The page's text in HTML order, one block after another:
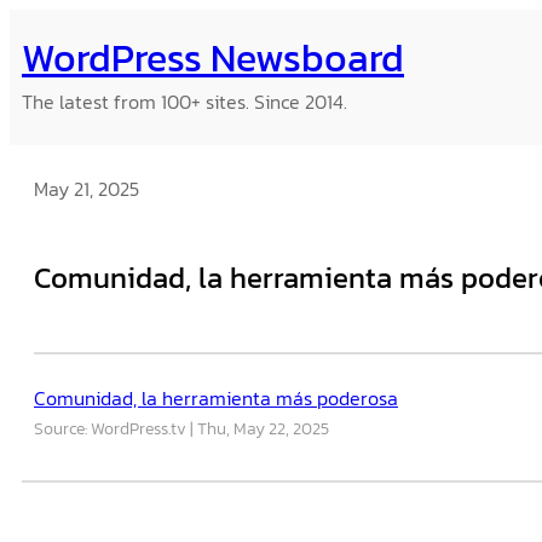
to
content
WordPress Newsboard
The latest from 100+ sites. Since 2014.
May 21, 2025
Comunidad, la herramienta más
Comunidad, la herramienta más poderosa
Source: WordPress.tv Thu, May 22, 2025